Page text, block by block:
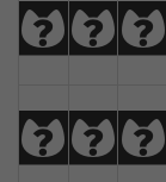
kl
uv